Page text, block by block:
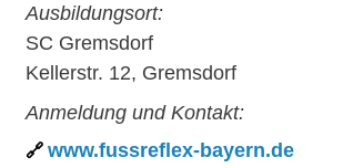
Ausbildungsort:
SC Gremsdorf
Kellerstr. 12, Gremsdorf
Anmeldung und Kontakt:
www.fussreflex-bayern.de